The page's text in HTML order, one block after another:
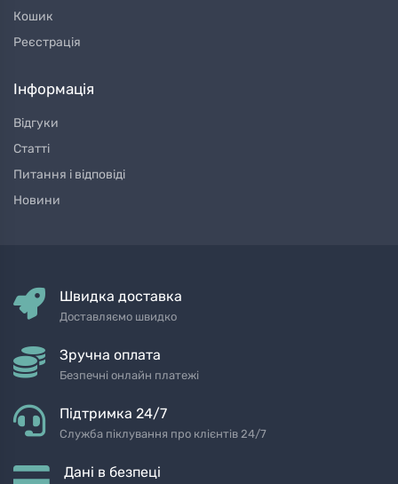
Кошик
Реєстрація
Інформація
Відгуки
Статті
Питання і відповіді
Новини
Швидка доставка
Доставляємо швидко
Зручна оплата
Безпечні онлайн платежі
Підтримка 24/7
Служба піклування про клієнтів 24/7
Дані в безпеці